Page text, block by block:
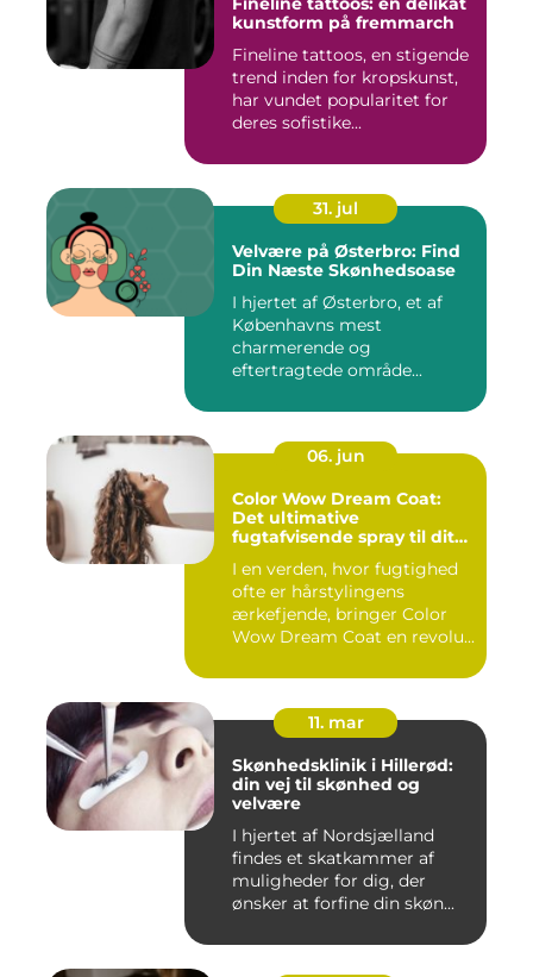
kunstform på fremmarch
Fineline tattoos, en stigende
trend inden for kropskunst,
har vundet popularitet for
deres sofistike...
31. jul
Velvære på Østerbro: Find
Din Næste Skønhedsoase
I hjertet af Østerbro, et af
Københavns mest
charmerende og
eftertragtede område...
06. jun
Color Wow Dream Coat:
Det ultimative
fugtafvisende spray til dit
I en verden, hvor fugtighed
ofte er hårstylingens
ærkefjende, bringer Color
Wow Dream Coat en revolu...
11. mar
Skønhedsklinik i Hillerød:
din vej til skønhed og
velvære
I hjertet af Nordsjælland
findes et skatkammer af
muligheder for dig, der
ønsker at forfine din skøn...